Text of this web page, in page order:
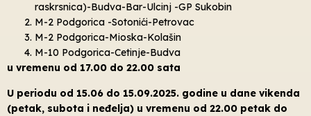
raskrsnica)-Budva-Bar-Ulcinj -GP Sukobin
M-2 Podgorica -Sotonići-Petrovac
M-2 Podgorica-Mioska-Kolašin
M-10 Podgorica-Cetinje-Budva
u vremenu od 17.00 do 22.00 sata
U periodu od 15.06 do 15.09.2025. godine u dane vikenda
(petak, subota i neđelja) u vremenu od 22.00 petak do